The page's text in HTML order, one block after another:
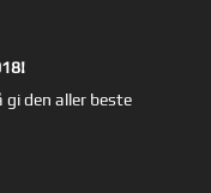
gi den aller beste